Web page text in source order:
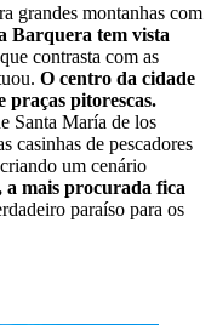
grandes montanhas com
Barquera tem vista
contrasta com as
O centro da cidade
praças pitorescas.
Santa María de los
casinhas de pescadores
um cenário
a mais procurada fica
paraíso para os